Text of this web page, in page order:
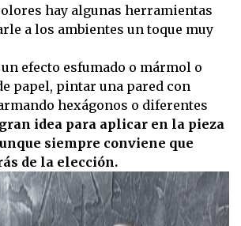
hay algunas herramientas
a los ambientes un toque muy
efecto esfumado o mármol o
papel, pintar una pared con
hexágonos o diferentes
idea para aplicar en la pieza
siempre conviene que
de la elección.